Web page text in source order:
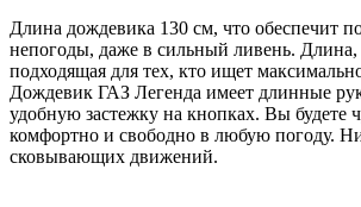
Длина дождевика 130 см, что обеспечит
непогоды, даже в сильный ливень. Длина,
подходящая для тех, кто ищет
Дождевик ГАЗ Легенда имеет длинные
удобную застежку на кнопках. Вы будете
комфортно и свободно в любую погоду.
сковывающих движений.